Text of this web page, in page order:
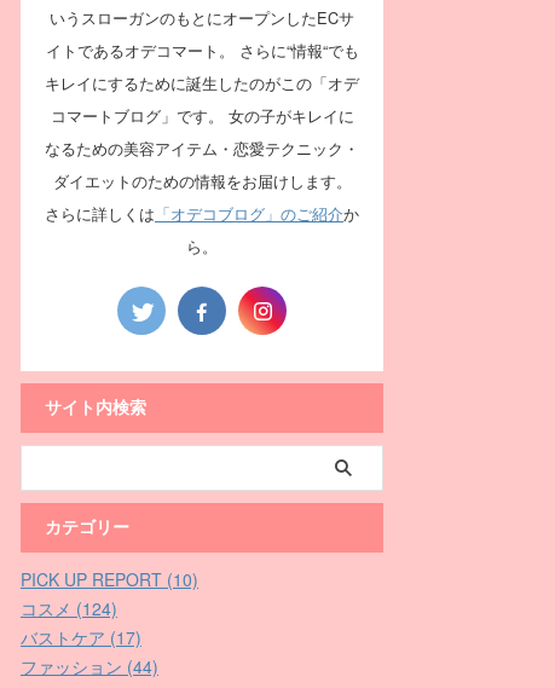
いうスローガンのもとにオープンしたECサ
イトであるオデコマート。 さらに“情報“でも
キレイにするために誕生したのがこの「オデ
コマートブログ」です。 女の子がキレイに
なるための美容アイテム・恋愛テクニック・
ダイエットのための情報をお届けします。
さらに詳しくは 「オデコブログ」のご紹介か
ら。
サイト内検索
カテゴリー
PICK UP REPORT (10)
コスメ (124)
バストケア (17)
ファッション (44)